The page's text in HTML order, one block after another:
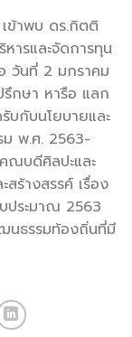
ข้าพบ ดร.กิตติ
ารและจัดการทุน
วันที่ 2 มกราคม
กษา หารือ แลก
บกับนโยบายและ
ม พ.ศ. 2563-
ณบดีศิลปะและ
สร้างสรรค์ เรื่อง
ประมาณ 2563
นธรรมท้องถิ่นที่มี